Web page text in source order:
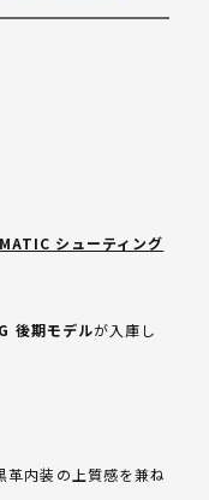
シューティング
後期モデルが入庫し
革内装の上質感を兼ね